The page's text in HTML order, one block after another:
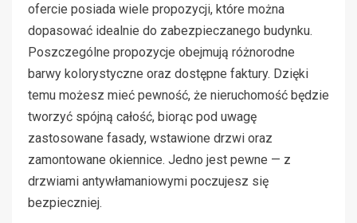
ofercie posiada wiele propozycji, które można
dopasować idealnie do zabezpieczanego budynku.
Poszczególne propozycje obejmują różnorodne
barwy kolorystyczne oraz dostępne faktury. Dzięki
temu możesz mieć pewność, że nieruchomość będzie
tworzyć spójną całość, biorąc pod uwagę
zastosowane fasady, wstawione drzwi oraz
zamontowane okiennice. Jedno jest pewne — z
drzwiami antywłamaniowymi poczujesz się
bezpieczniej.